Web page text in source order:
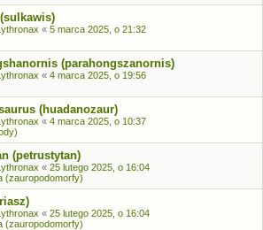
« 5 marca 2025, o 21:32
(parahongszanornis)
« 4 marca 2025, o 19:56
(huadanozaur)
« 4 marca 2025, o 10:37
(petrustytan)
« 25 lutego 2025, o 16:04
(zauropodomorfy)
« 25 lutego 2025, o 16:04
(zauropodomorfy)